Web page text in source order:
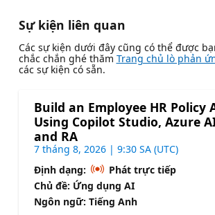
Sự kiện liên quan
Các sự kiện dưới đây cũng có thể được
chắc chắn ghé thăm Trang chủ lò phản
các sự kiện có sẵn.
Build an Employee HR Policy
Using Copilot Studio, Azure
and RA
7 tháng 8, 2026 | 9:30 SA (UTC)
Định dạng:
Phát trực tiếp
Chủ đề: Ứng dụng AI
Ngôn ngữ: Tiếng Anh